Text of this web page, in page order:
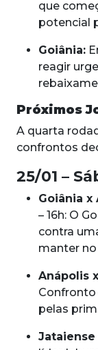
que
potencial
Goiânia:
reagir
Próximos
A quarta
confrontos
25/01 –
Goiânia x
– 16h: O
contra
manter
Anápolis
pelas
Jataiense